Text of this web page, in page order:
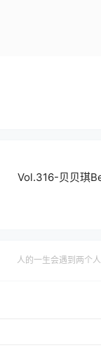
Vol.316-贝贝琪
人的一生会遇到两个